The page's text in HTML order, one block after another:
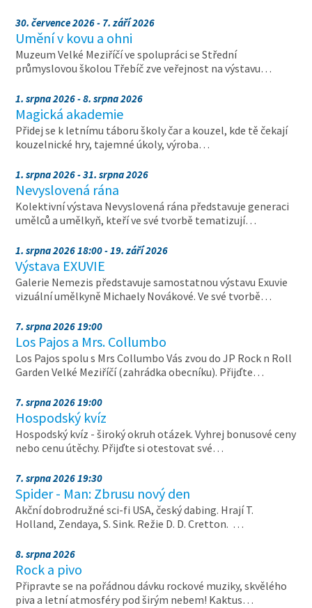
30. července 2026 - 7. září 2026
Umění v kovu a ohni
Muzeum Velké Meziříčí ve spolupráci se Střední
průmyslovou školou Třebíč zve veřejnost na výstavu…
1. srpna 2026 - 8. srpna 2026
Magická akademie
Přidej se k letnímu táboru školy čar a kouzel, kde tě čekají
kouzelnické hry, tajemné úkoly, výroba…
1. srpna 2026 - 31. srpna 2026
Nevyslovená rána
Kolektivní výstava Nevyslovená rána představuje generaci
umělců a umělkyň, kteří ve své tvorbě tematizují…
1. srpna 2026 18:00 - 19. září 2026
Výstava EXUVIE
Galerie Nemezis představuje samostatnou výstavu Exuvie
vizuální umělkyně Michaely Novákové. Ve své tvorbě…
7. srpna 2026 19:00
Los Pajos a Mrs. Collumbo
Los Pajos spolu s Mrs Collumbo Vás zvou do JP Rock n Roll
Garden Velké Meziříčí (zahrádka obecníku). Přijďte…
7. srpna 2026 19:00
Hospodský kvíz
Hospodský kvíz - široký okruh otázek. Vyhrej bonusové ceny
nebo cenu útěchy. Přijďte si otestovat své…
7. srpna 2026 19:30
Spider - Man: Zbrusu nový den
Akční dobrodružné sci-fi USA, český dabing. Hrají T.
Holland, Zendaya, S. Sink. Režie D. D. Cretton. …
8. srpna 2026
Rock a pivo
Připravte se na pořádnou dávku rockové muziky, skvělého
piva a letní atmosféry pod širým nebem! Kaktus…